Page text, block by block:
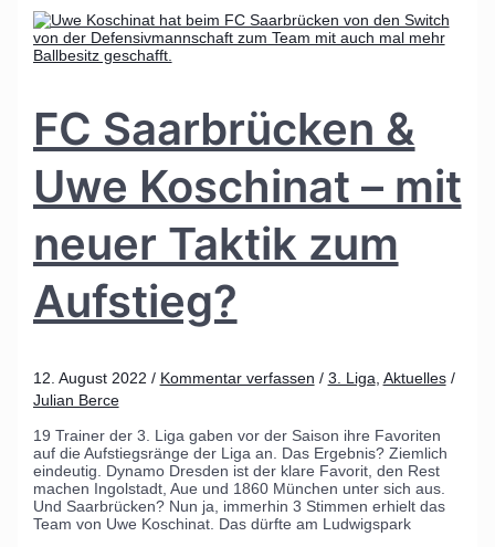
FC Saarbrücken &
Uwe Koschinat – mit
neuer Taktik zum
Aufstieg?
12. August 2022 / Kommentar verfassen / 3. Liga Aktuelles/
Julian Berce
19 Trainer der 3. Liga gaben vor der Saison ihre Favoriten
auf die Aufstiegsränge der Liga an. Das Ergebnis? Ziemlich
eindeutig. Dynamo Dresden ist der klare Favorit, den Rest
machen Ingolstadt, Aue und 1860 München unter sich aus.
Und Saarbrücken? Nun ja, immerhin 3 Stimmen erhielt das
Team von Uwe Koschinat. Das dürfte am Ludwigspark